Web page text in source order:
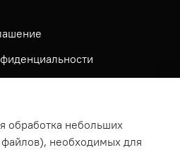
на обработку
обработка небольших
необходимых для